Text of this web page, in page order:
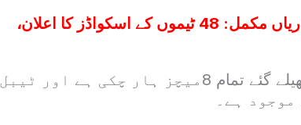
فیفا ورلڈ کپ 2026 کی تیاریاں مکمل: 48 ٹیموں کے اسکواڈز کا اعلان،
اب تک پرو ہاکی لیگ میں پاکستان ٹیم کھیلے گئے تمام 8میچز ہار چکی ہے اور ٹیبل
ہے۔